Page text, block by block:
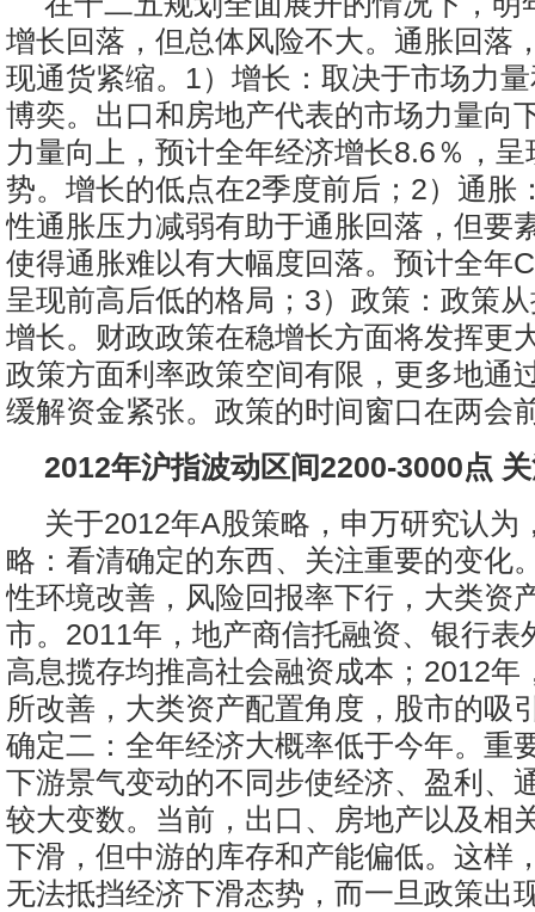
增长回落，但总体风险不大。通胀回落
现通货紧缩。1）增长：取决于市场力
博奕。出口和房地产代表的市场力量向
力量向上，预计全年经济增长8.6％，
势。增长的低点在2季度前后；2）通胀
性通胀压力减弱有助于通胀回落，但要
使得通胀难以有大幅度回落。预计全年
呈现前高后低的格局；3）政策：政策
增长。财政政策在稳增长方面将发挥更
政策方面利率政策空间有限，更多地通
缓解资金紧张。政策的时间窗口在两会
2012年沪指波动区间2200-3000点
关于2012年A股策略，申万研究认为
略：看清确定的东西、关注重要的变化
性环境改善，风险回报率下行，大类资
市。2011年，地产商信托融资、银行表
高息揽存均推高社会融资成本；2012年
所改善，大类资产配置角度，股市的吸
确定二：全年经济大概率低于今年。重
下游景气变动的不同步使经济、盈利、
较大变数。当前，出口、房地产以及相
下滑，但中游的库存和产能偏低。这样
无法抵挡经济下滑态势，而一旦政策出